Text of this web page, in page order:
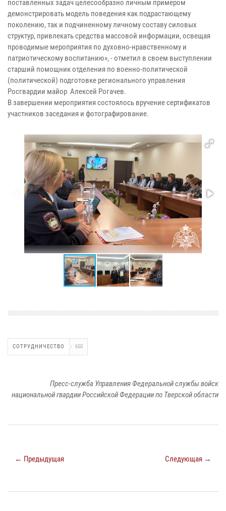
поставленных задач целесообразно личным примером
демонстрировать модель поведения как подрастающему
поколению, так и подчиненному личному составу силовых
структур, привлекать средства массовой информации, освещая
проводимые мероприятия по духовно-нравственному и
патриотическому воспитанию», - отметил в своем выступлении
старший помощник отделения по военно-политической
(политической) подготовке регионального управления
Росгвардии майор Алексей Рогачев.
В завершении мероприятия состоялось вручение сертификатов
участников заседания и фотографирование.
СОТРУДНИЧЕСТВО 650
Пресс-служба Управления Федеральной службы войск
национальной гвардии Российской Федерации по Тверской области
← Предыдущая Следующая →